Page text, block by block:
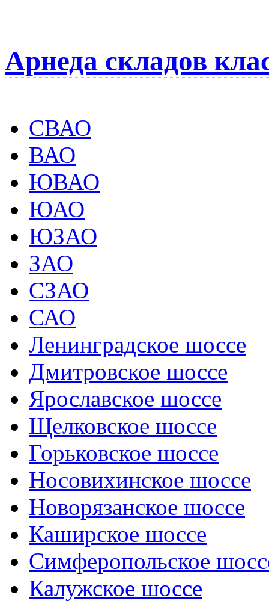
Арнеда складов
СВАО
ВАО
ЮВАО
ЮАО
ЮЗАО
ЗАО
СЗАО
САО
Ленинградское шоссе
Дмитровское шоссе
Ярославское шоссе
Щелковское шоссе
Горьковское шоссе
Носовихинское шоссе
Новорязанское шоссе
Каширское шоссе
Симферопольское
Калужское шоссе